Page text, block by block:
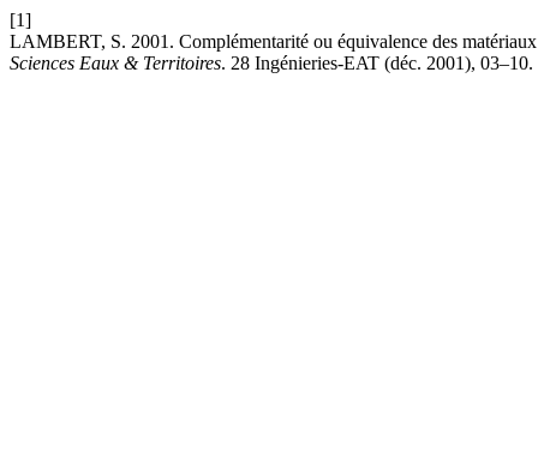
[1]
LAMBERT, S. 2001. Complémentarité ou équivalence des matériaux
Sciences Eaux & Territoires. 28 Ingénieries-EAT (déc. 2001), 03–10.